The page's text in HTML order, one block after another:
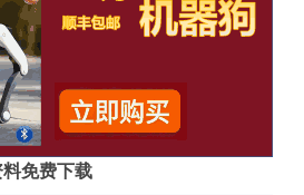
免费下载